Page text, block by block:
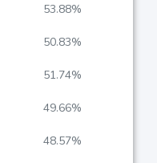
53.88%
50.83%
51.74%
49.66%
48.57%